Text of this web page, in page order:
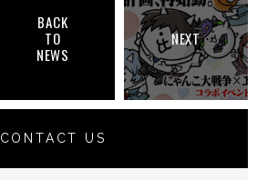
BACK
TO
NEWS
NEXT
CONTACT US